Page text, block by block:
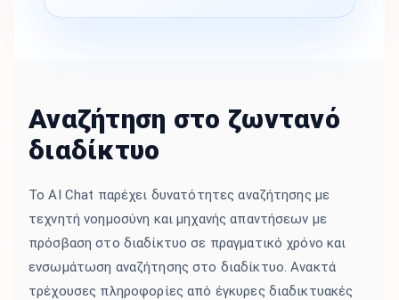
Αναζήτηση στο ζωντανό
διαδίκτυο
Το AI Chat παρέχει δυνατότητες αναζήτησης με
τεχνητή νοημοσύνη και μηχανής απαντήσεων με
πρόσβαση στο διαδίκτυο σε πραγματικό χρόνο και
ενσωμάτωση αναζήτησης στο διαδίκτυο. Ανακτά
τρέχουσες πληροφορίες από έγκυρες διαδικτυακές